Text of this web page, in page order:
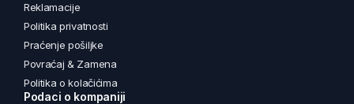
Reklamacije
Politika privatnosti
Praćenje pošiljke
Povraćaj & Zamena
Politika o kolačićima
Podaci o kompaniji